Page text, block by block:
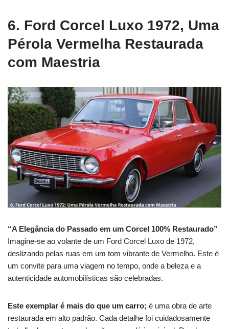
6. Ford Corcel Luxo 1972, Uma
Pérola Vermelha Restaurada
com Maestria
“A Elegância do Passado em um Corcel 100% Restaurado”
Imagine-se ao volante de um Ford Corcel Luxo de 1972,
deslizando pelas ruas em um tom vibrante de Vermelho. Este é
um convite para uma viagem no tempo, onde a beleza e a
autenticidade automobilísticas são celebradas.
Este exemplar é mais do que um carro; é uma obra de arte
restaurada em alto padrão. Cada detalhe foi cuidadosamente